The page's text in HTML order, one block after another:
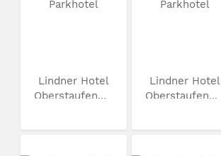
Lindner Hotel
Oberstaufen...
Lindner Hotel
Oberstaufen...